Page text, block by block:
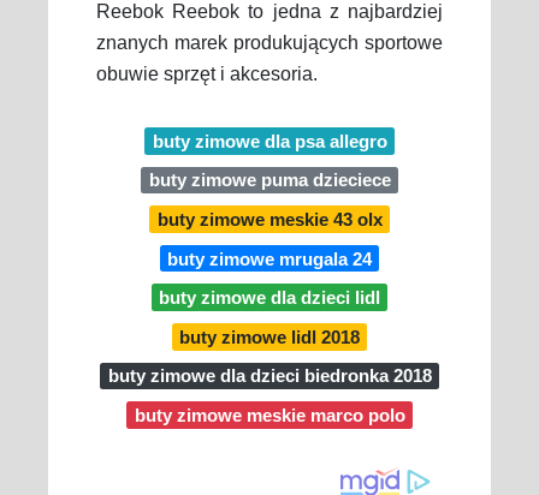
Reebok Reebok to jedna z najbardziej
znanych marek produkujących sportowe
obuwie sprzęt i akcesoria.
buty zimowe dla psa allegro
buty zimowe puma dzieciece
buty zimowe meskie 43 olx
buty zimowe mrugala 24
buty zimowe dla dzieci lidl
buty zimowe lidl 2018
buty zimowe dla dzieci biedronka 2018
buty zimowe meskie marco polo